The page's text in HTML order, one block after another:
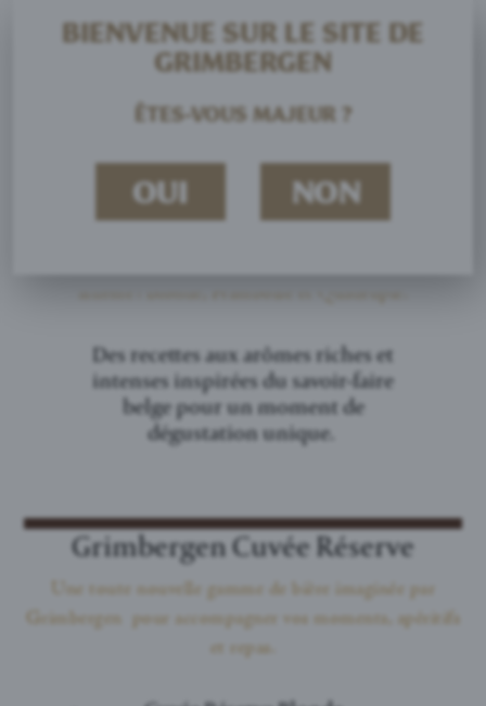
BIENVENUE SUR LE SITE DE
GRIMBERGEN
ÊTES-VOUS MAJEUR ?
OUI NON
Grimbergen Cuvée Réserve
Des recettes aux arômes riches et
intenses inspirées du savoir-faire
belge pour un moment de
dégustation unique.
Grimbergen Cuvée Réserve
Une toute nouvelle gamme de bière imaginée par
Grimbergen pour accompagner vos moments, apéritifs
et repas.